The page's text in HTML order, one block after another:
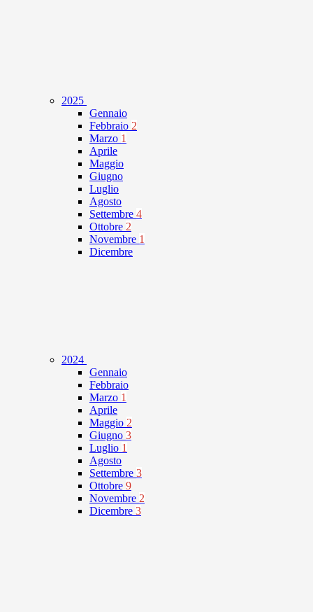
2025
Gennaio
Febbraio 2
Marzo 1
Aprile
Maggio
Giugno
Luglio
Agosto
Settembre 4
Ottobre 2
Novembre 1
Dicembre
2024
Gennaio
Febbraio
Marzo 1
Aprile
Maggio 2
Giugno 3
Luglio 1
Agosto
Settembre 3
Ottobre 9
Novembre 2
Dicembre 3